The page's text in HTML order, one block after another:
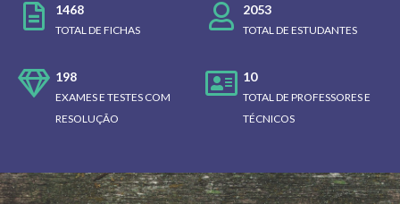
1468
TOTAL DE FICHAS
2053
TOTAL DE ESTUDANTES
198
EXAMES E TESTES COM
RESOLUÇÃO
10
TOTAL DE PROFESSORES E
TÉCNICOS